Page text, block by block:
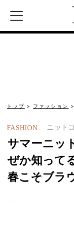
トップ ファッション
FASHION ニット
サマーニッ
ぜか知って
春こそブラ